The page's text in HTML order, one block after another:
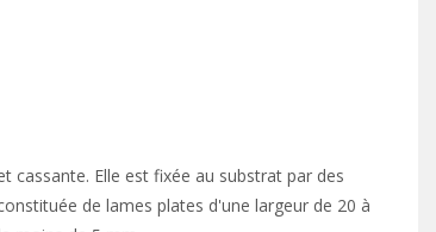
cassante. Elle est fixée au substrat par des
de lames plates d'une largeur de 20 à